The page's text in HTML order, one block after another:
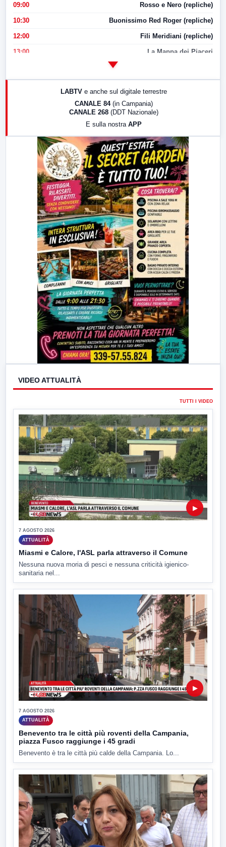
09:00 Rosso e Nero (repliche)
10:30 Buonissimo Red Roger (repliche)
12:00 Fili Meridiani (repliche)
13:00 La Mappa dei Piaceri
LabNews (replica)
LABTV e anche sul digitale terrestre
CANALE 84 (in Campania)
CANALE 268 (DDT Nazionale)
E sulla nostra APP
VIDEO ATTUALITÀ
TUTTI I VIDEO
▶
7 AGOSTO 2026
ATTUALITÀ
Miasmi e Calore, l'ASL parla attraverso il Comune
Nessuna nuova moria di pesci e nessuna criticità igienico-
sanitaria nel...
▶
7 AGOSTO 2026
ATTUALITÀ
Benevento tra le città più roventi della Campania,
piazza Fusco raggiunge i 45 gradi
Benevento è tra le città più calde della Campania. Lo...